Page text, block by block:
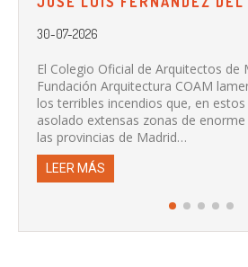
30-07-2026
El Colegio Oficial de Arquitectos de
Fundación Arquitectura COAM
los terribles incendios que, en
asolado extensas zonas de
las provincias de Madrid…
LEER MÁS